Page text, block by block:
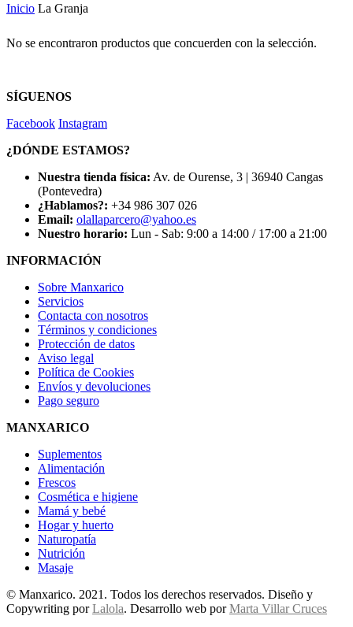
Inicio La Granja
No se encontraron productos que concuerden con la selección.
SÍGUENOS
Facebook Instagram
¿DÓNDE ESTAMOS?
Nuestra tienda física: Av. de Ourense, 3 | 36940 Cangas
(Pontevedra)
¿Hablamos?: +34 986 307 026
Email: olallaparcero@yahoo.es
Nuestro horario: Lun - Sab: 9:00 a 14:00 / 17:00 a 21:00
INFORMACIÓN
Sobre Manxarico
Servicios
Contacta con nosotros
Términos y condiciones
Protección de datos
Aviso legal
Política de Cookies
Envíos y devoluciones
Pago seguro
MANXARICO
Suplementos
Alimentación
Frescos
Cosmética e higiene
Mamá y bebé
Hogar y huerto
Naturopatía
Nutrición
Masaje
© Manxarico. 2021. Todos los derechos reservados. Diseño y
Copywriting porLalola. Desarrollo web porMarta Villar Cruces